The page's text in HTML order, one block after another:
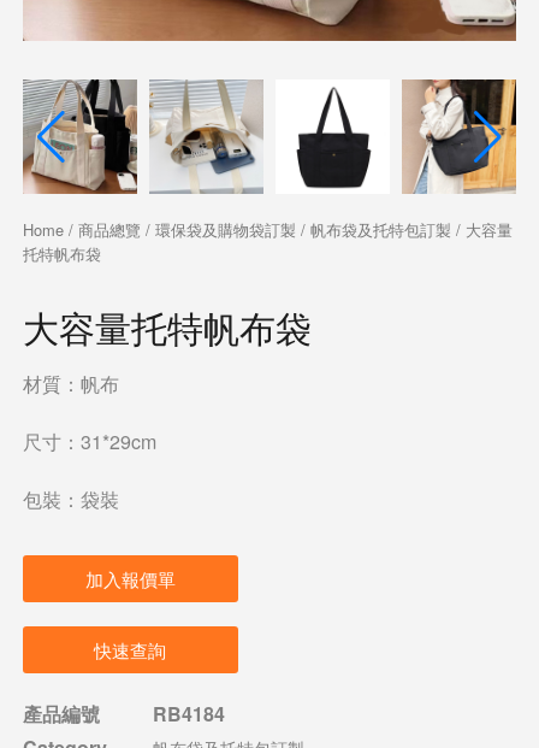
Home/ 商品總覽 / 環保袋及購物袋訂製 / 帆布袋及托特包訂製 / 大容量
托特帆布袋
大容量托特帆布袋
材質：帆布
尺寸：31*29cm
包裝：袋裝
加入報價單
快速查詢
產品編號
RB4184